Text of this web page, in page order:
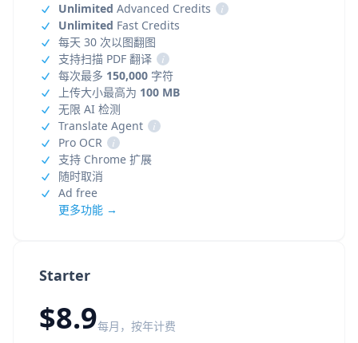
Starter
$8.9每月，按年计费
Unlimited Advanced Credits
i
Unlimited Fast Credits
每天 30 次以图翻图
支持扫描 PDF 翻译
i
每次最多 150,000 字符
上传大小最高为 100 MB
无限 AI 检测
Translate Agent
i
Pro OCR
i
支持 Chrome 扩展
随时取消
Ad free
更多功能 →